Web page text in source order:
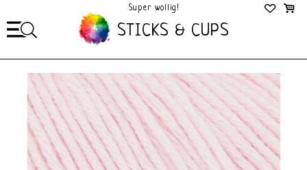
Mega Gezellig!
STICKS & CUPS